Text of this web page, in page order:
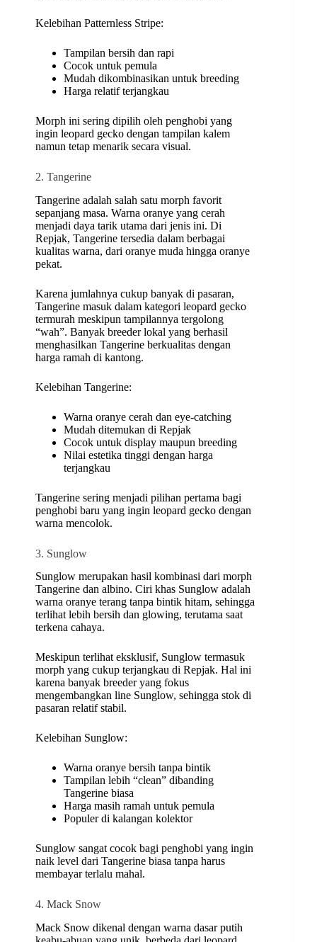
Kelebihan Patternless Stripe:
Tampilan bersih dan rapi
Cocok untuk pemula
Mudah dikombinasikan untuk breeding
Harga relatif terjangkau
Morph ini sering dipilih oleh penghobi yang
ingin leopard gecko dengan tampilan kalem
namun tetap menarik secara visual.
2. Tangerine
Tangerine adalah salah satu morph favorit
sepanjang masa. Warna oranye yang cerah
menjadi daya tarik utama dari jenis ini. Di
Repjak, Tangerine tersedia dalam berbagai
kualitas warna, dari oranye muda hingga oranye
pekat.
Karena jumlahnya cukup banyak di pasaran,
Tangerine masuk dalam kategori leopard gecko
termurah meskipun tampilannya tergolong
“wah”. Banyak breeder lokal yang berhasil
menghasilkan Tangerine berkualitas dengan
harga ramah di kantong.
Kelebihan Tangerine:
Warna oranye cerah dan eye-catching
Mudah ditemukan di Repjak
Cocok untuk display maupun breeding
Nilai estetika tinggi dengan harga
terjangkau
Tangerine sering menjadi pilihan pertama bagi
penghobi baru yang ingin leopard gecko dengan
warna mencolok.
3. Sunglow
Sunglow merupakan hasil kombinasi dari morph
Tangerine dan albino. Ciri khas Sunglow adalah
warna oranye terang tanpa bintik hitam, sehingga
terlihat lebih bersih dan glowing, terutama saat
terkena cahaya.
Meskipun terlihat eksklusif, Sunglow termasuk
morph yang cukup terjangkau di Repjak. Hal ini
karena banyak breeder yang fokus
mengembangkan line Sunglow, sehingga stok di
pasaran relatif stabil.
Kelebihan Sunglow:
Warna oranye bersih tanpa bintik
Tampilan lebih “clean” dibanding
Tangerine biasa
Harga masih ramah untuk pemula
Populer di kalangan kolektor
Sunglow sangat cocok bagi penghobi yang ingin
naik level dari Tangerine biasa tanpa harus
membayar terlalu mahal.
4. Mack Snow
Mack Snow dikenal dengan warna dasar putih